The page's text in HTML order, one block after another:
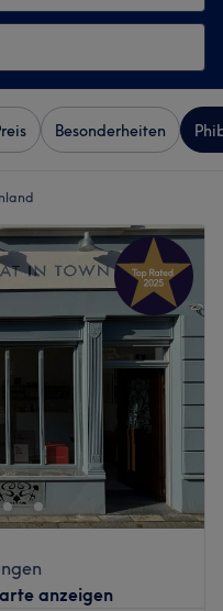
Besonderheiten
anzeigen